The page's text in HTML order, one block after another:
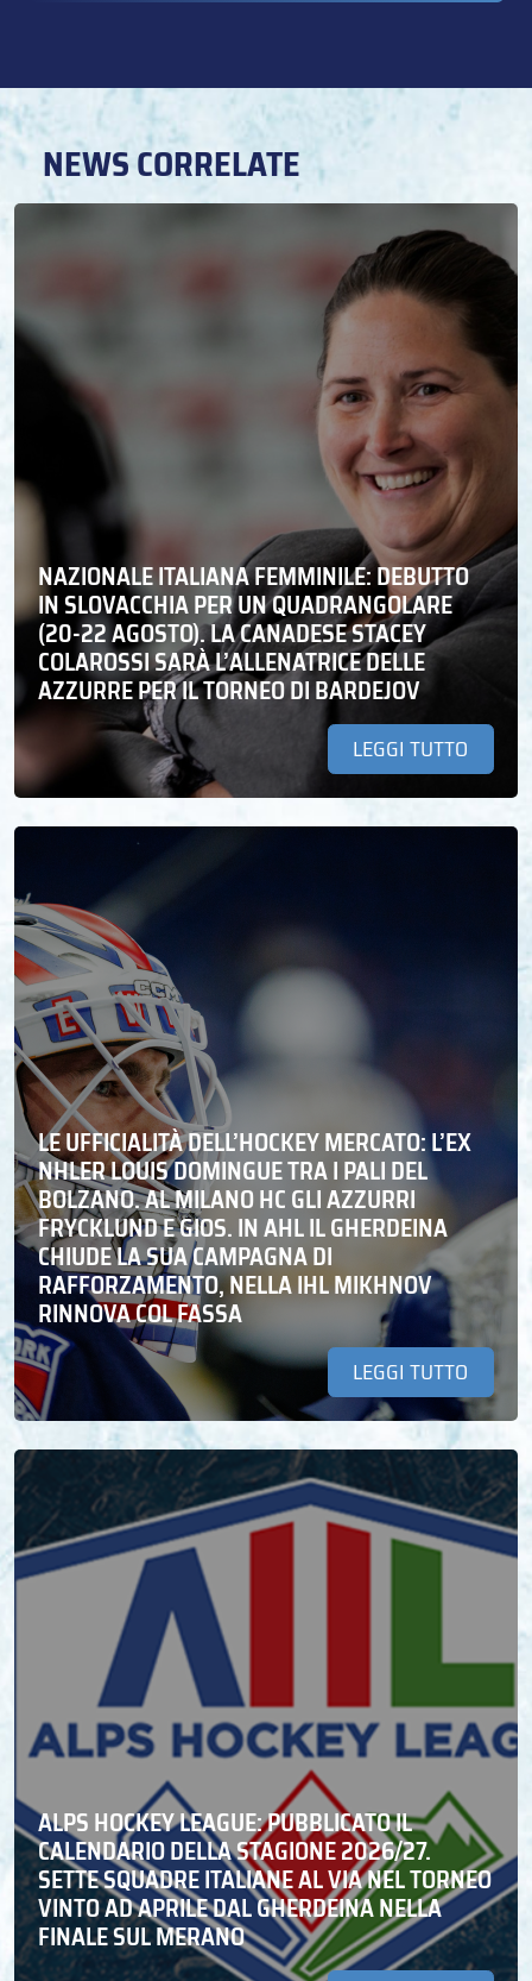
NEWS CORRELATE
NAZIONALE ITALIANA FEMMINILE: DEBUTTO
IN SLOVACCHIA PER UN QUADRANGOLARE
(20-22 AGOSTO). LA CANADESE STACEY
COLAROSSI SARÀ L’ALLENATRICE DELLE
AZZURRE PER IL TORNEO DI BARDEJOV
LEGGI TUTTO
LE UFFICIALITÀ DELL’HOCKEY MERCATO: L’EX
NHLER LOUIS DOMINGUE TRA I PALI DEL
BOLZANO. AL MILANO HC GLI AZZURRI
FRYCKLUND E GIOS. IN AHL IL GHERDEINA
CHIUDE LA SUA CAMPAGNA DI
RAFFORZAMENTO, NELLA IHL MIKHNOV
RINNOVA COL FASSA
LEGGI TUTTO
ALPS HOCKEY LEAGUE: PUBBLICATO IL
CALENDARIO DELLA STAGIONE 2026/27.
SETTE SQUADRE ITALIANE AL VIA NEL TORNEO
VINTO AD APRILE DAL GHERDEINA NELLA
FINALE SUL MERANO